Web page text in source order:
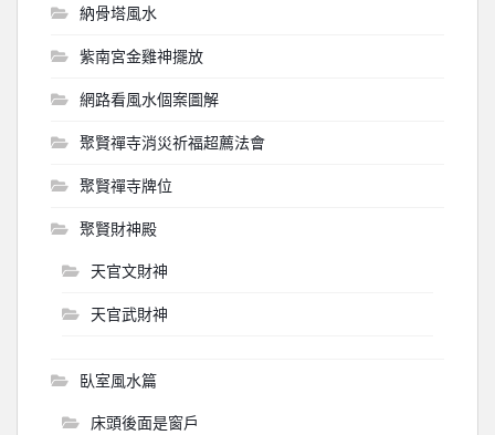
納骨塔風水
紫南宮金雞神擺放
網路看風水個案圖解
聚賢禪寺消災祈福超薦法會
聚賢禪寺牌位
聚賢財神殿
天官文財神
天官武財神
臥室風水篇
床頭後面是窗戶